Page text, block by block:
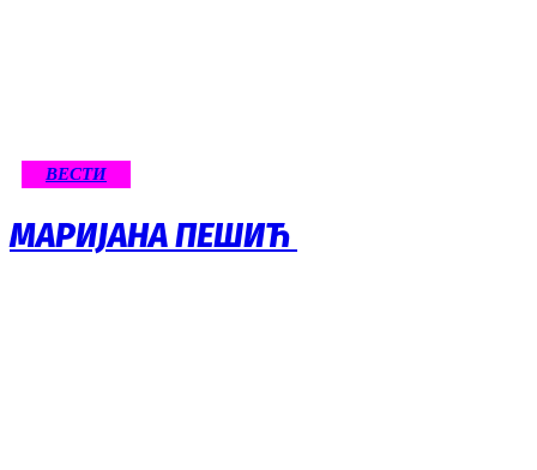
ВЕСТИ
МАРИЈАНА ПЕШИЋ